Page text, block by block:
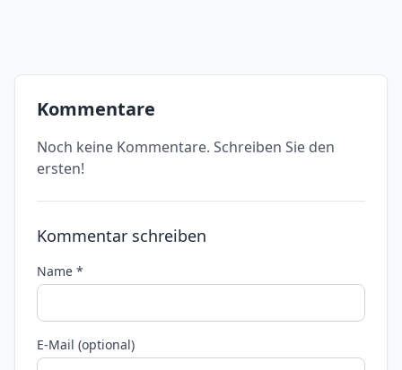
Kommentare
Noch keine Kommentare. Schreiben Sie den
ersten!
Kommentar schreiben
Name *
E-Mail (optional)